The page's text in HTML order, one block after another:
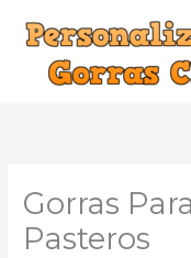
contenido
Gorras
Pasteros